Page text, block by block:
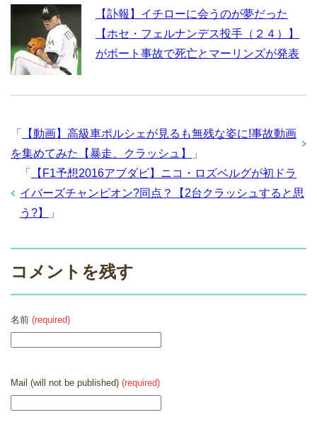
【訃報】イチローに会うのが夢だった
【ホセ・フェルナンデス投手（２４）】
がボート事故で死亡とマーリンズが発表
「
【動画】高級車ポルシェが見るも無残な姿に!事故動画
を集めてみた【暴走、クラッシュ】
」
「
【F1予想2016アブダビ】ニコ・ロズベルグが初ドラ
イバーズチャンピオン?同点？【2台クラッシュすると思
う?】
」
コメントを残す
名前 (required)
Mail (will not be published) (required)